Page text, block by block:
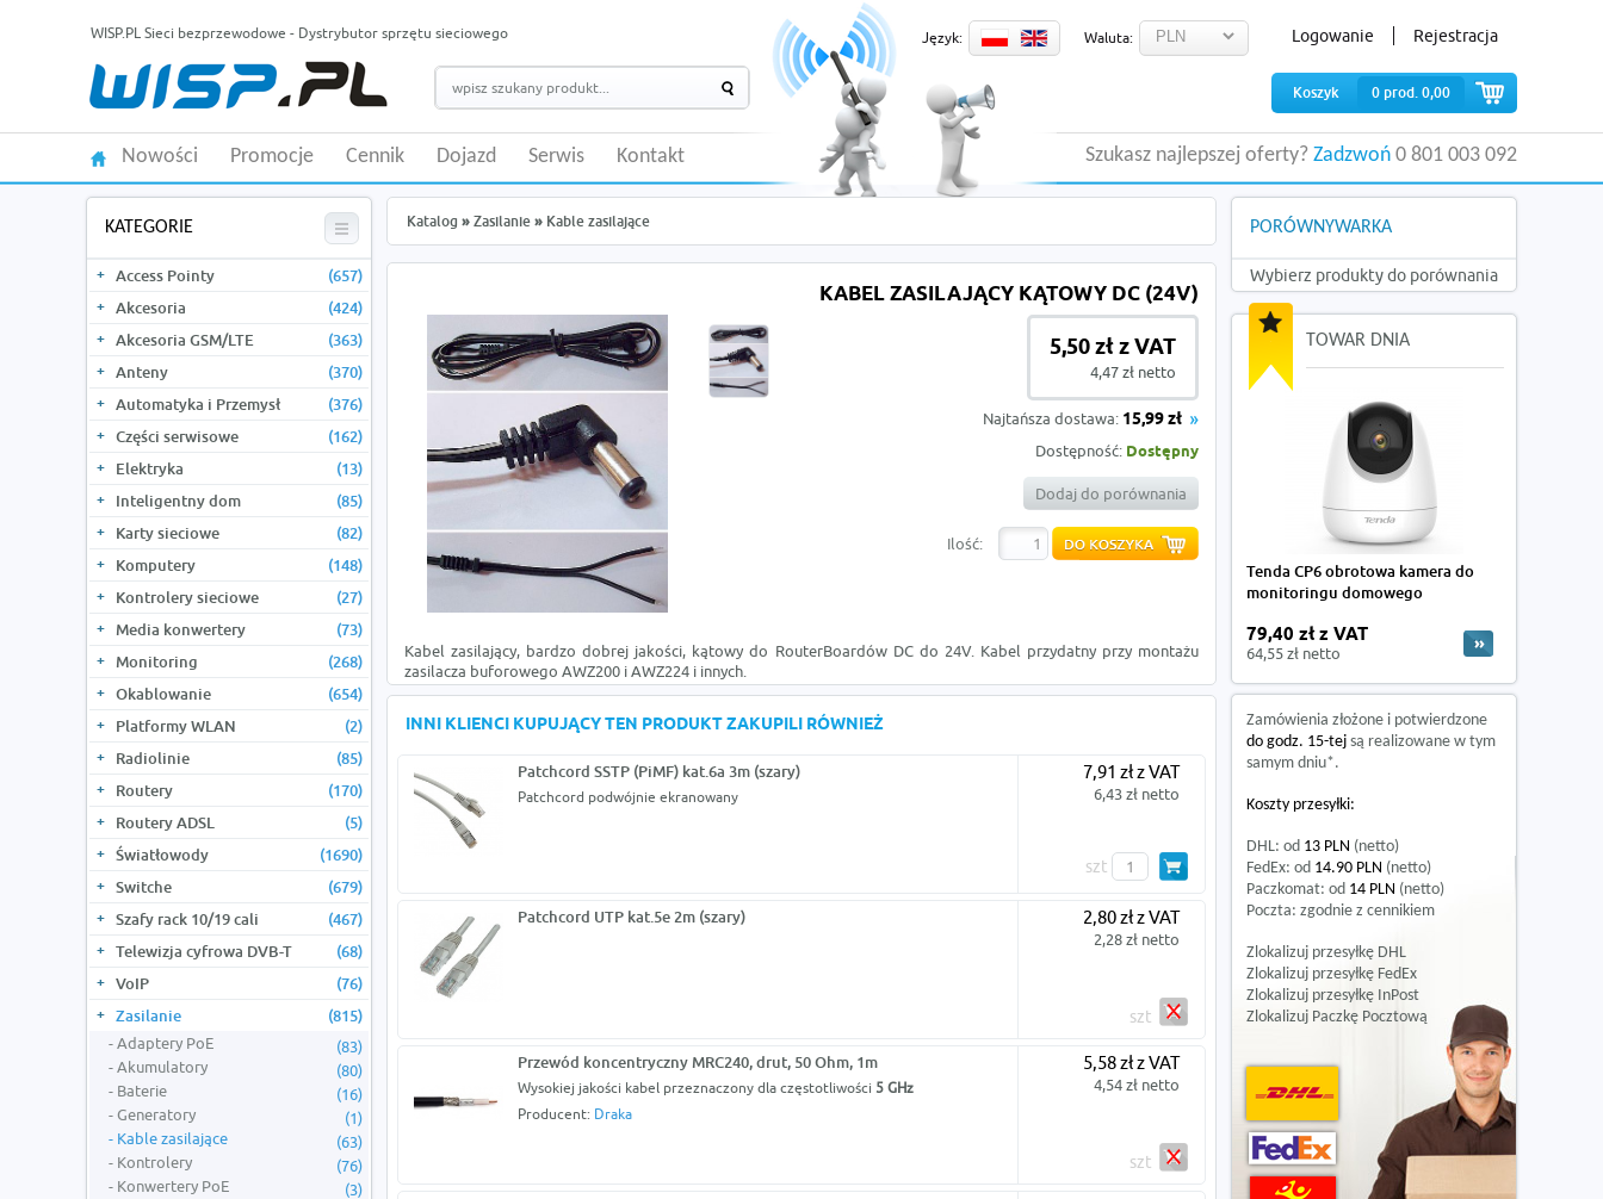
WISP.PL Sieci bezprzewodowe - Dystrybutor sprzętu sieciowego Język: Waluta: Logowanie Rejestracja
Koszyk 0 prod. 0,00
Szukasz najlepszej oferty? Zadzwoń 0 801 003 092
Nowości Promocje Cennik Dojazd Serwis Kontakt
KATEGORIE
Access Pointy
(657)
Akcesoria
(424)
Akcesoria GSM/LTE
(363)
Anteny
(370)
Automatyka i Przemysł
(376)
Części serwisowe
(162)
Elektryka
(13)
Inteligentny dom
(85)
Karty sieciowe
(82)
Komputery
(148)
Kontrolery sieciowe
(27)
Media konwertery
(73)
Monitoring
(268)
Okablowanie
(654)
Platformy WLAN
(2)
Radiolinie
(85)
Routery
(170)
Routery ADSL
(5)
Światłowody
(1690)
Switche
(679)
Szafy rack 10/19 cali
(467)
Telewizja cyfrowa DVB-T
(68)
VoIP
(76)
Zasilanie
(815)
Adaptery PoE
(83)
Akumulatory
(80)
Baterie
(16)
Generatory
(1)
Kable zasilające
(63)
Kontrolery
(76)
Konwertery PoE
(3)
Katalog » Zasilanie » Kable zasilające
KABEL ZASILAJĄCY KĄTOWY DC (24V)
5,50 zł z VAT
4,47 zł netto
Najtańsza dostawa: 15,99 zł
Dostępność: Dostępny
Dodaj do porównania
Ilość:
Kabel zasilający, bardzo dobrej jakości, kątowy do RouterBoardów DC do 24V. Kabel przydatny przy montażu
zasilacza buforowego AWZ200 i AWZ224 i innych.
INNI KLIENCI KUPUJĄCY TEN PRODUKT ZAKUPILI RÓWNIEŻ
Patchcord SSTP (PiMF) kat.6a 3m (szary)
Patchcord podwójnie ekranowany
7,91 zł z VAT
6,43 zł netto
szt
Patchcord UTP kat.5e 2m (szary) 2,80 zł z VAT
2,28 zł netto
szt
Przewód koncentryczny MRC240, drut, 50 Ohm, 1m
Wysokiej jakości kabel przeznaczony dla częstotliwości 5 GHz
Producent: Draka
5,58 zł z VAT
4,54 zł netto
szt
PORÓWNYWARKA
Wybierz produkty do porównania
TOWAR DNIA
Tenda CP6 obrotowa kamera do
monitoringu domowego
79,40 zł z VAT
64,55 zł netto
Zamówienia złożone i potwierdzone
do godz. 15-tej są realizowane w tym
samym dniu*.
Koszty przesyłki:
DHL: od 13 PLN (netto)
FedEx: od 14.90 PLN (netto)
Paczkomat: od 14 PLN (netto)
Poczta: zgodnie z cennikiem
Zlokalizuj przesyłkę DHL
Zlokalizuj przesyłkę FedEx
Zlokalizuj przesyłkę InPost
Zlokalizuj Paczkę Pocztową